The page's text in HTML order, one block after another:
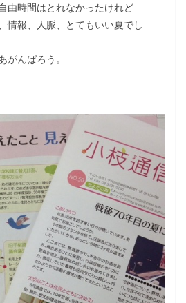
由時間はとれなかったけれど
情報、人脈、とてもいい夏でし
がんばろう。